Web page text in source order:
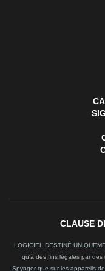
CLAUSE
LOGICIEL DESTINÉ
qu'à des fins légales par des
Spynger que sur les appareils